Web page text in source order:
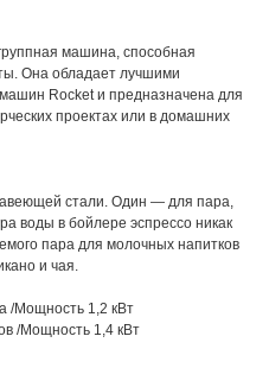
машина, способная
Она обладает лучшими
Rocket и предназначена для
проектах или в домашних
стали. Один — для пара,
воды в бойлере эспрессо никак
пара для молочных напитков
и чая.
/Мощность 1,2 кВт
/Мощность 1,4 кВт